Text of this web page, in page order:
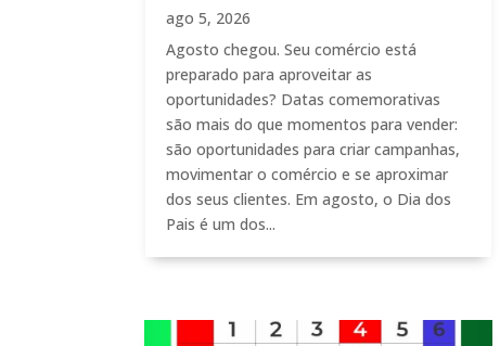
ago 5, 2026
Agosto chegou. Seu comércio está
preparado para aproveitar as
oportunidades? Datas comemorativas
são mais do que momentos para vender:
são oportunidades para criar campanhas,
movimentar o comércio e se aproximar
dos seus clientes. Em agosto, o Dia dos
Pais é um dos...